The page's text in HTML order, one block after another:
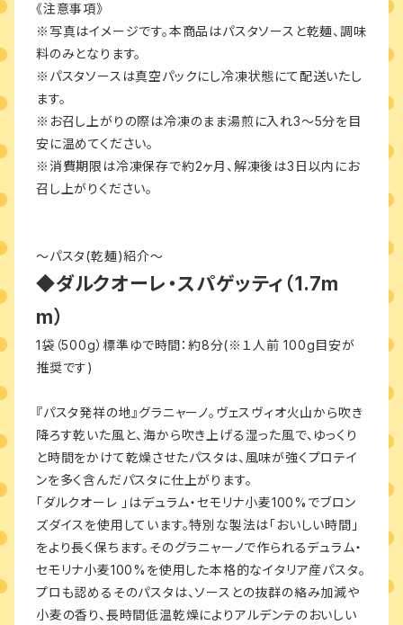
《注意事項》
※写真はイメージです。本商品はパスタソースと乾麺、調味
料のみとなります。
※パスタソースは真空パックにし冷凍状態にて配送いたし
ます。
※お召し上がりの際は冷凍のまま湯煎に入れ3〜5分を目
安に温めてください。
※消費期限は冷凍保存で約2ヶ月、解凍後は3日以内にお
召し上がりください。
〜パスタ(乾麺)紹介〜
◆ダルクオーレ・スパゲッティ（1.7m
m）
1袋（500g）標準ゆで時間：約8分(※１人前 100g目安が
推奨です)
『パスタ発祥の地』グラニャーノ。ヴェスヴィオ火山から吹き
降ろす乾いた風と、海から吹き上げる湿った風で、ゆっくり
と時間をかけて乾燥させたパスタは、風味が強くプロテイ
ンを多く含んだパスタに仕上がります。
「ダルクオーレ 」はデュラム・セモリナ小麦100%でブロン
ズダイスを使用しています。特別な製法は「おいしい時間」
をより長く保ちます。そのグラニャーノで作られるデュラム・
セモリナ小麦100%を使用した本格的なイタリア産パスタ。
プロも認めるそのパスタは、ソースとの抜群の絡み加減や
小麦の香り、長時間低温乾燥によりアルデンテのおいしい